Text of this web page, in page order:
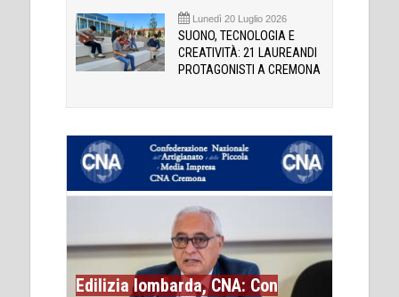
Lunedì 20 Luglio 2026
SUONO, TECNOLOGIA E
CREATIVITÀ: 21 LAUREANDI
PROTAGONISTI A CREMONA
Edilizia lombarda, CNA: Con